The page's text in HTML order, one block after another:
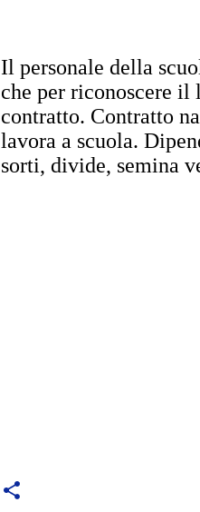
Il personale della
che per riconoscere
contratto. Contratto
lavora a scuola.
sorti, divide, semina